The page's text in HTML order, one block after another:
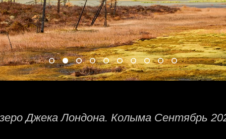
Джека Лондона. Колыма Сентябрь